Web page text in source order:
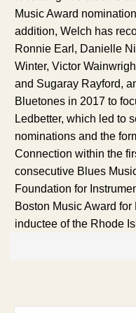
Music Award
addition, Welch has
Ronnie Earl, Danielle
Winter, Victor
and Sugaray Rayford,
Bluetones in 2017 to
Ledbetter, which led to
nominations and the
Connection within the
consecutive Blues
Foundation for
Boston Music Award
inductee of the Rhode